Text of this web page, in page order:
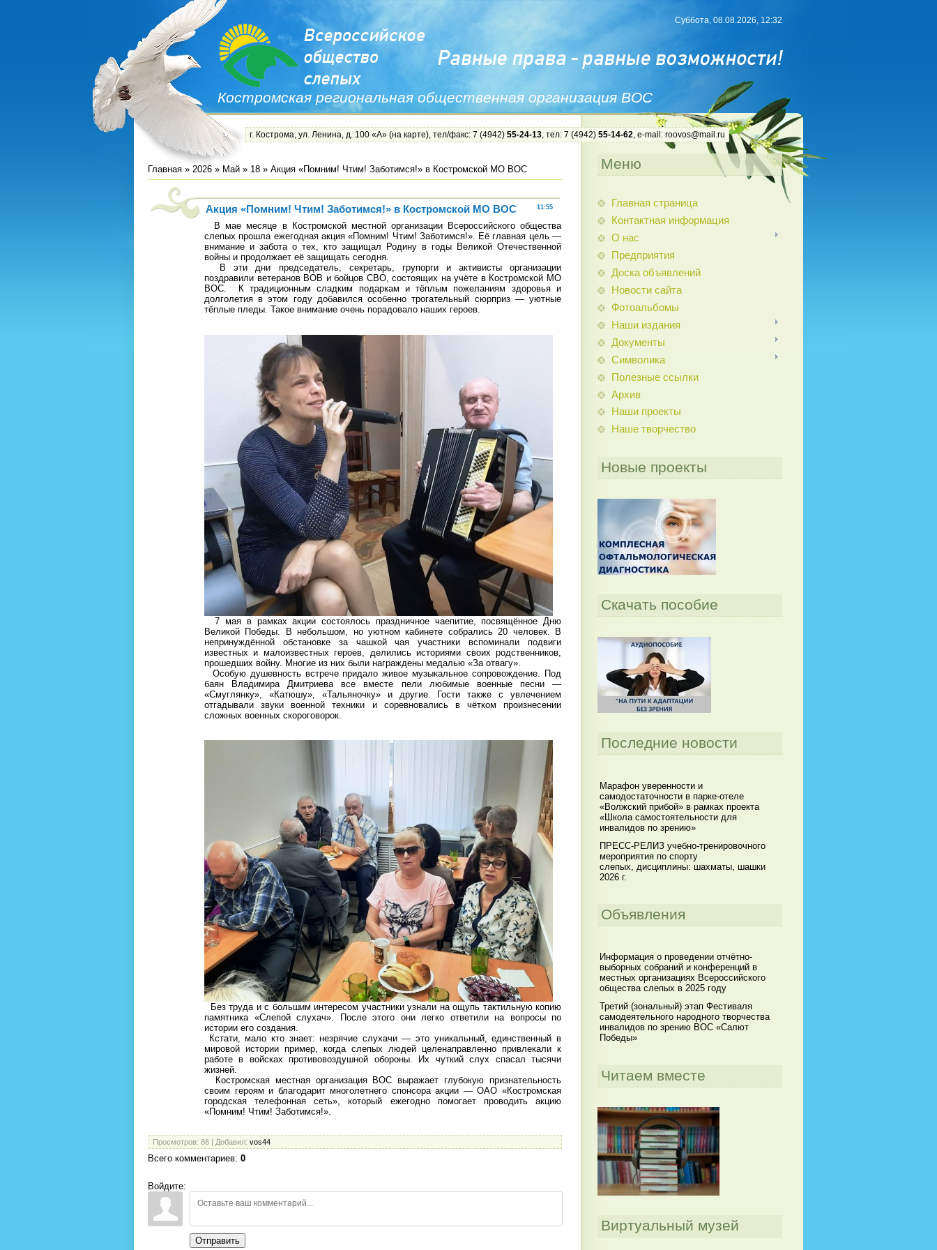
Костромская региональная общественная организация ВОС
Суббота, 08.08.2026, 12:32
г. Кострома, ул. Ленина, д. 100 «А» (на карте), тел/факс: 7 (4942) 55-24-13, тел: 7 (4942) 55-14-62, e-mail: roovos@mail.ru
Главная » 2026 » Май » 18 » Акция «Помним! Чтим! Заботимся!» в Костромской МО ВОС
11:55
Акция «Помним! Чтим! Заботимся!» в Костромской МО ВОС
В мае месяце в Костромской местной организации Всероссийского общества
слепых прошла ежегодная акция «Помним! Чтим! Заботимся!». Её главная цель —
внимание и забота о тех, кто защищал Родину в годы Великой Отечественной
войны и продолжает её защищать сегодня.
В эти дни председатель, секретарь, групорги и активисты организации
поздравили ветеранов ВОВ и бойцов СВО, состоящих на учёте в Костромской МО
ВОС. К традиционным сладким подаркам и тёплым пожеланиям здоровья и
долголетия в этом году добавился особенно трогательный сюрприз — уютные
тёплые пледы. Такое внимание очень порадовало наших героев.
7 мая в рамках акции состоялось праздничное чаепитие, посвящённое Дню
Великой Победы. В небольшом, но уютном кабинете собрались 20 человек. В
непринуждённой обстановке за чашкой чая участники вспоминали подвиги
известных и малоизвестных героев, делились историями своих родственников,
прошедших войну. Многие из них были награждены медалью «За отвагу».
Особую душевность встрече придало живое музыкальное сопровождение. Под
баян Владимира Дмитриева все вместе пели любимые военные песни —
«Смуглянку», «Катюшу», «Тальяночку» и другие. Гости также с увлечением
отгадывали звуки военной техники и соревновались в чётком произнесении
сложных военных скороговорок.
Без труда и с большим интересом участники узнали на ощупь тактильную копию
памятника «Слепой слухач». После этого они легко ответили на вопросы по
истории его создания.
Кстати, мало кто знает: незрячие слухачи — это уникальный, единственный в
мировой истории пример, когда слепых людей целенаправленно привлекали к
работе в войсках противовоздушной обороны. Их чуткий слух спасал тысячи
жизней.
Костромская местная организация ВОС выражает глубокую признательность
своим героям и благодарит многолетнего спонсора акции — ОАО «Костромская
городская телефонная сеть», который ежегодно помогает проводить акцию
«Помним! Чтим! Заботимся!».
Просмотров: 86 | Добавил: vos44
Всего комментариев: 0
Войдите:
Отправить
Меню
Главная страница
Контактная информация
О нас
Предприятия
Доска объявлений
Новости сайта
Фотоальбомы
Наши издания
Документы
Символика
Полезные ссылки
Архив
Наши проекты
Наше творчество
Новые проекты
Скачать пособие
Последние новости
Марафон уверенности и
самодостаточности в парке-отеле
«Волжский прибой» в рамках проекта
«Школа самостоятельности для
инвалидов по зрению»
ПРЕСС-РЕЛИЗ учебно-тренировочного
мероприятия по спорту
слепых, дисциплины: шахматы, шашки
2026 г.
Объявления
Информация о проведении отчётно-
выборных собраний и конференций в
местных организациях Всероссийского
общества слепых в 2025 году
Третий (зональный) этап Фестиваля
самодеятельного народного творчества
инвалидов по зрению ВОС «Салют
Победы»
Читаем вместе
Виртуальный музей